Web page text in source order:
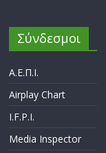
Σύνδεσμοι
Α.Ε.Π.Ι.
Airplay Chart
I.F.P.I.
Media Inspector